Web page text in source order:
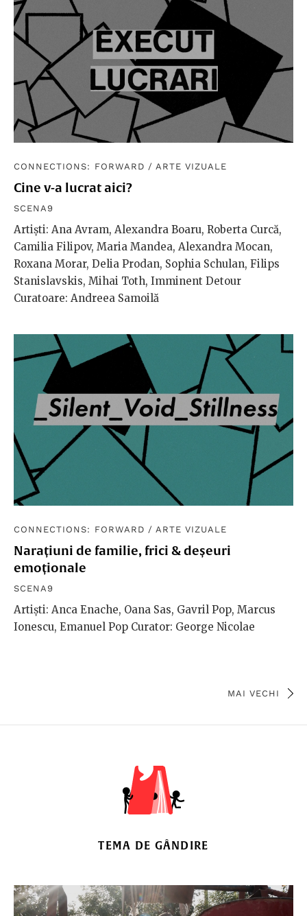
CONNECTIONS: FORWARD / ARTE VIZUALE
Cine v-a lucrat aici?
SCENA9
Artiști: Ana Avram, Alexandra Boaru, Roberta Curcă,
Camilia Filipov, Maria Mandea, Alexandra Mocan,
Roxana Morar, Delia Prodan, Sophia Schulan, Filips
Stanislavskis, Mihai Toth, Imminent Detour
Curatoare: Andreea Samoilă
CONNECTIONS: FORWARD / ARTE VIZUALE
Narațiuni de familie, frici & deșeuri
emoționale
SCENA9
Artiști: Anca Enache, Oana Sas, Gavril Pop, Marcus
Ionescu, Emanuel Pop Curator: George Nicolae
MAI VECHI
TEMA DE GÂNDIRE